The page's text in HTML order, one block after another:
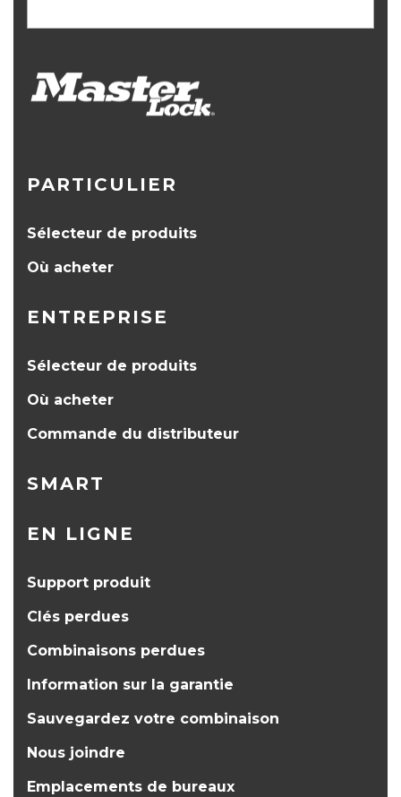
PARTICULIER
Sélecteur de produits
Où acheter
ENTREPRISE
Sélecteur de produits
Où acheter
Commande du distributeur
SMART
EN LIGNE
Support produit
Clés perdues
Combinaisons perdues
Information sur la garantie
Sauvegardez votre combinaison
Nous joindre
Emplacements de bureaux